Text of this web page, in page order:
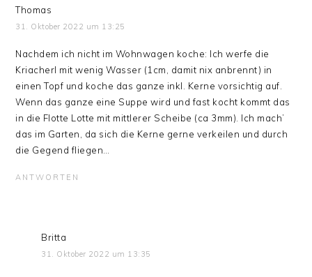
Thomas
31. Oktober 2022 um 13:25
Nachdem ich nicht im Wohnwagen koche: Ich werfe die
Kriacherl mit wenig Wasser (1cm, damit nix anbrennt) in
einen Topf und koche das ganze inkl. Kerne vorsichtig auf.
Wenn das ganze eine Suppe wird und fast kocht kommt das
in die Flotte Lotte mit mittlerer Scheibe (ca 3mm). Ich mach’
das im Garten, da sich die Kerne gerne verkeilen und durch
die Gegend fliegen…
ANTWORTEN
Britta
31. Oktober 2022 um 13:35